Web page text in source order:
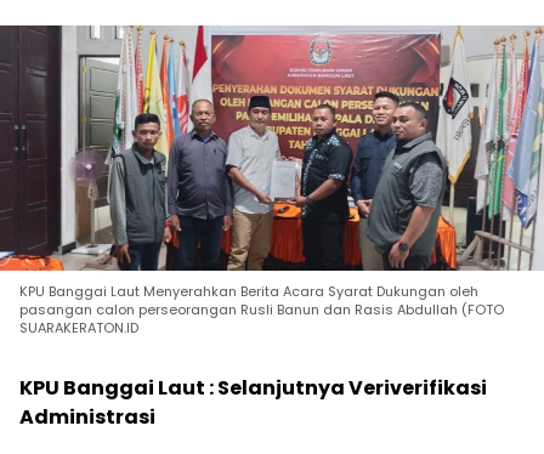
KPU Banggai Laut Menyerahkan Berita Acara Syarat Dukungan oleh
pasangan calon perseorangan Rusli Banun dan Rasis Abdullah (FOTO
SUARAKERATON.ID
KPU Banggai Laut : Selanjutnya Veriverifikasi
Administrasi